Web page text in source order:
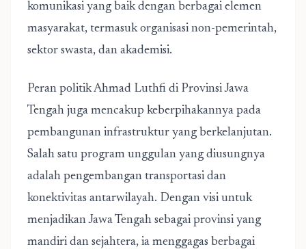
komunikasi yang baik dengan berbagai elemen
masyarakat, termasuk organisasi non-pemerintah,
sektor swasta, dan akademisi.
Peran politik Ahmad Luthfi di Provinsi Jawa
Tengah juga mencakup keberpihakannya pada
pembangunan infrastruktur yang berkelanjutan.
Salah satu program unggulan yang diusungnya
adalah pengembangan transportasi dan
konektivitas antarwilayah. Dengan visi untuk
menjadikan Jawa Tengah sebagai provinsi yang
mandiri dan sejahtera, ia menggagas berbagai